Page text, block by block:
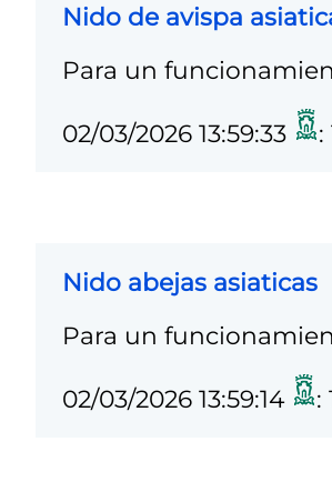
Nido de avispa
Para un
02/03/2026 13:59:33 :
Nido abejas asiaticas
Para un
02/03/2026 13:59:14 :